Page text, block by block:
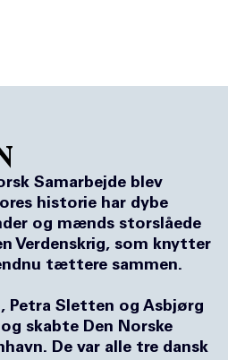
Samarbejde blev
historie har dybe
og mænds storslåede
Verdenskrig, som knytter
tættere sammen.
Petra Sletten og Asbjørg
skabte Den Norske
De var alle tre dansk